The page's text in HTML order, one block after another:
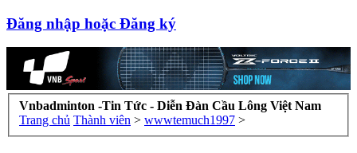
Đăng nhập hoặc Đăng ký
Vnbadminton -Tin Tức - Diễn Đàn Cầu Lông Việt Nam
Trang chủ Thành viên > wwwtemuch1997 >